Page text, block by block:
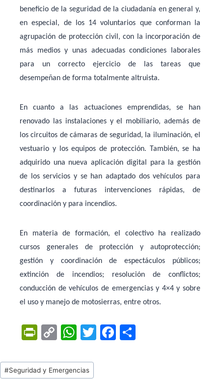
beneficio de la seguridad de la ciudadanía en general y,
en especial, de los 14 voluntarios que conforman la
agrupación de protección civil, con la incorporación de
más medios y unas adecuadas condiciones laborales
para un correcto ejercicio de las tareas que
desempeñan de forma totalmente altruista.
En cuanto a las actuaciones emprendidas, se han
renovado las instalaciones y el mobiliario, además de
los circuitos de cámaras de seguridad, la iluminación, el
vestuario y los equipos de protección. También, se ha
adquirido una nueva aplicación digital para la gestión
de los servicios y se han adaptado dos vehículos para
destinarlos a futuras intervenciones rápidas, de
coordinación y para incendios.
En materia de formación, el colectivo ha realizado
cursos generales de protección y autoprotección;
gestión y coordinación de espectáculos públicos;
extinción de incendios; resolución de conflictos;
conducción de vehículos de emergencias y 4×4 y sobre
el uso y manejo de motosierras, entre otros.
Pr
tF
C
p
W
at
T
F
Tags
de
#Seguridad y Emergencias